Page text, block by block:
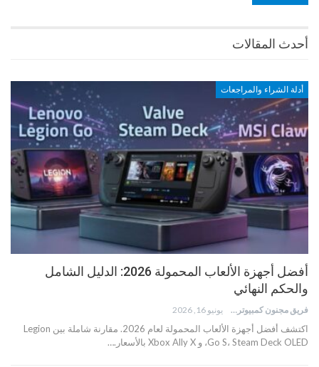
أحدث المقالات
أدلة الشراء والمراجعات
أفضل أجهزة الألعاب المحمولة 2026: الدليل الشامل
والحكم النهائي
فريق مجنون كمبيوتر يونيو 16, 2026
اكتشف أفضل أجهزة الألعاب المحمولة لعام 2026. مقارنة شاملة بين Legion
Go S، Steam Deck OLED، و Xbox Ally X بالأسعار.…